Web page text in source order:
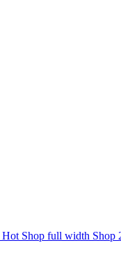
Hot Shop full width Shop